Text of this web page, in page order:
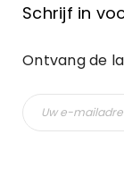
Schrijf in
Ontvang de